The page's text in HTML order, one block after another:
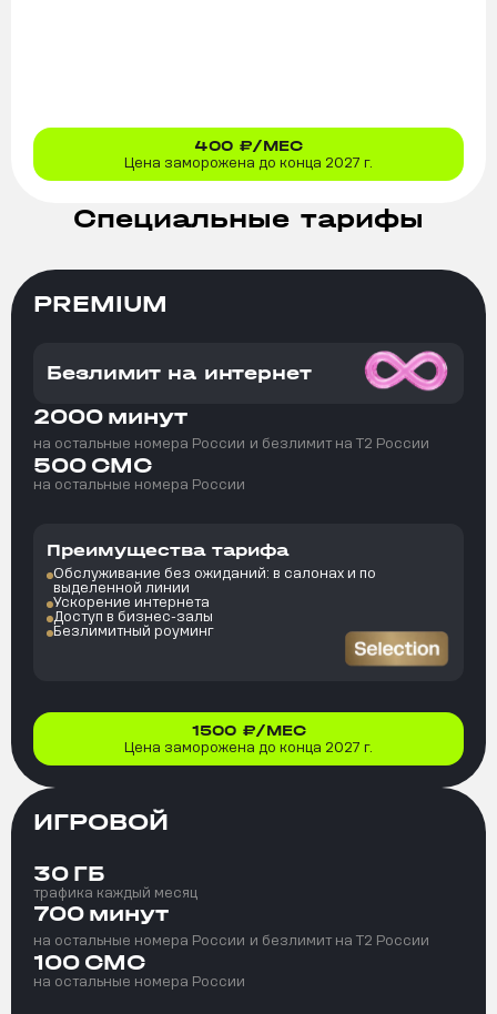
400 ₽/МЕС
Цена заморожена до конца 2027 г.
Специальные тарифы
PREMIUM
Безлимит на интернет
2000 минут
на остальные номера России и безлимит на T2 России
500 СМС
на остальные номера России
Преимущества тарифа
Обслуживание без ожиданий: в салонах и по
выделенной линии
Ускорение интернета
Доступ в бизнес-залы
Безлимитный роуминг
1500 ₽/МЕС
Цена заморожена до конца 2027 г.
ИГРОВОЙ
30 ГБ
трафика каждый месяц
700 минут
на остальные номера России и безлимит на T2 России
100 СМС
на остальные номера России